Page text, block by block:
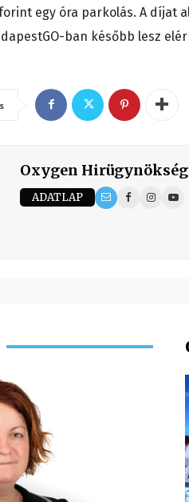
egy óra parkolás. A díjat
ban később lesz
Oxygen Hirügynökség
ADATLAP